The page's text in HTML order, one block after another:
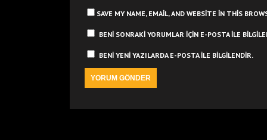
SAVE MY NAME, EMAIL, AND WEBSITE IN THIS
BENI SONRAKI YORUMLAR IÇIN E-POSTA ILE
BENI YENI YAZILARDA E-POSTA ILE BILGILENDIR.